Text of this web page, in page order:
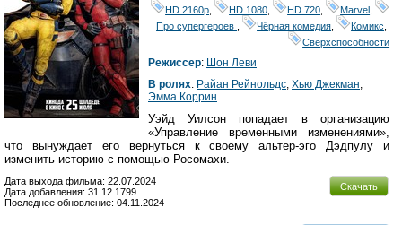
HD 2160р, HD 1080, HD 720, Marvel ,
Про супергероев , Чёрная комедия, Комикс,
Сверхспособности
Режиссер: Шон Леви
В ролях: Райан Рейнольдс, Хью Джекман,
Эмма Коррин
Уэйд Уилсон попадает в организацию
«Управление временными изменениями»,
что вынуждает его вернуться к своему альтер-эго Дэдпулу и
изменить историю с помощью Росомахи.
Скачать
Дата выхода фильма: 22.07.2024
Дата добавления: 31.12.1799
Последнее обновление: 04.11.2024